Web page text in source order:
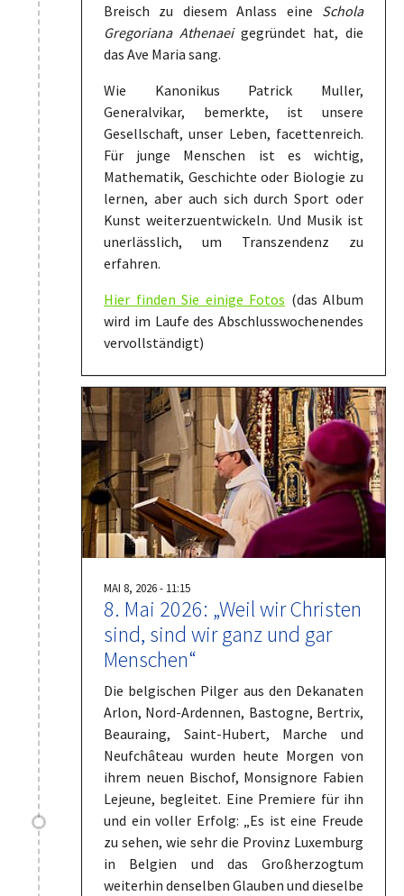
Breisch zu diesem Anlass eine Schola
Gregoriana Athenaeigegründet hat, die
das Ave Maria sang.
Wie Kanonikus Patrick Muller,
Generalvikar, bemerkte, ist unsere
Gesellschaft, unser Leben, facettenreich.
Für junge Menschen ist es wichtig,
Mathematik, Geschichte oder Biologie zu
lernen, aber auch sich durch Sport oder
Kunst weiterzuentwickeln. Und Musik ist
unerlässlich, um Transzendenz zu
erfahren.
Hier finden Sie einige Fotos (das Album
wird im Laufe des Abschlusswochenendes
vervollständigt)
MAI 8, 2026 - 11:15
8. Mai 2026: „Weil wir Christen
sind, sind wir ganz und gar
Menschen“
Die belgischen Pilger aus den Dekanaten
Arlon, Nord-Ardennen, Bastogne, Bertrix,
Beauraing, Saint-Hubert, Marche und
Neufchâteau wurden heute Morgen von
ihrem neuen Bischof, Monsignore Fabien
Lejeune, begleitet. Eine Premiere für ihn
und ein voller Erfolg: „Es ist eine Freude
zu sehen, wie sehr die Provinz Luxemburg
in Belgien und das Großherzogtum
weiterhin denselben Glauben und dieselbe